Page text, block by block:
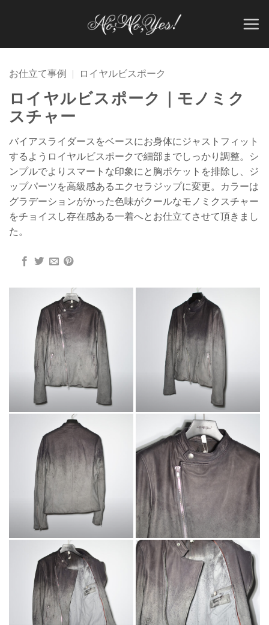
お仕立て事例 | ロイヤルビスポーク
ロイヤルビスポーク｜モノミク
スチャー
バイアスライダースをベースにお身体にジャストフィット
するようロイヤルビスポークで細部までしっかり調整。シ
ンプルでよりスマートな印象にと胸ポケットを排除し、ジ
ップパーツを高級感あるエクセラジップに変更。カラーは
グラデーションがかった色味がクールなモノミクスチャー
をチョイスし存在感ある一着へとお仕立てさせて頂きまし
た。